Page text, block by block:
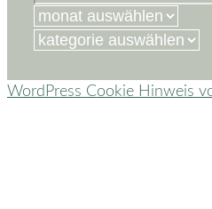
nach:
kategorien
WordPress Cookie Hinweis